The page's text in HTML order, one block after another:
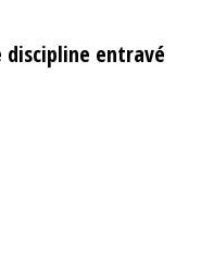
discipline entravé